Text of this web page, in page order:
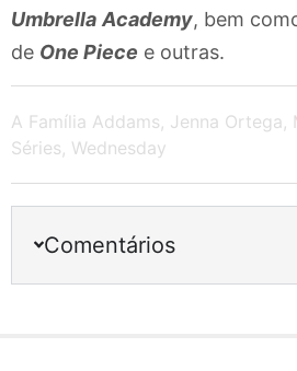
Umbrella Academy, bem
de One Piece e outras.
A Família Addams Jenna Ortega
Séries Wednesday
Comentários